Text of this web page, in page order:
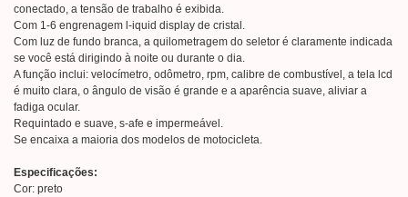
conectado, a tensão de trabalho é exibida.
Com 1-6 engrenagem l-iquid display de cristal.
Com luz de fundo branca, a quilometragem do seletor é claramente indicada
se você está dirigindo à noite ou durante o dia.
A função inclui: velocímetro, odômetro, rpm, calibre de combustível, a tela lcd
é muito clara, o ângulo de visão é grande e a aparência suave, aliviar a
fadiga ocular.
Requintado e suave, s-afe e impermeável.
Se encaixa a maioria dos modelos de motocicleta.
Especificações:
Cor: preto